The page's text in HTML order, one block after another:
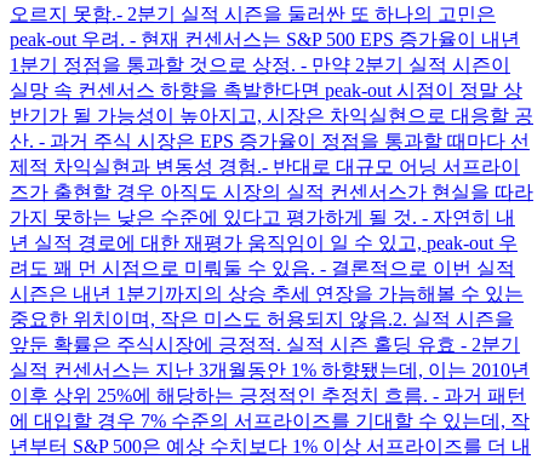
오르지 못함. ​ - 2분기 실적 시즌을 둘러싼 또 하나의 고민은
peak-out 우려. - 현재 컨센서스는 S&P 500 EPS 증가율이 내년
1분기 정점을 통과할 것으로 상정. - 만약 2분기 실적 시즌이
실망 속 컨센서스 하향을 촉발한다면 peak-out 시점이 정말 상
반기가 될 가능성이 높아지고, 시장은 차익실현으로 대응할 공
산. - 과거 주식 시장은 EPS 증가율이 정점을 통과할 때마다 선
제적 차익실현과 변동성 경험. ​ - 반대로 대규모 어닝 서프라이
즈가 출현할 경우 아직도 시장의 실적 컨센서스가 현실을 따라
가지 못하는 낮은 수준에 있다고 평가하게 될 것. - 자연히 내
년 실적 경로에 대한 재평가 움직임이 일 수 있고, peak-out 우
려도 꽤 먼 시점으로 미뤄둘 수 있음. - 결론적으로 이번 실적
시즌은 내년 1분기까지의 상승 추세 연장을 가늠해볼 수 있는
중요한 위치이며, 작은 미스도 허용되지 않음. ​ 2. 실적 시즌을
앞둔 확률은 주식시장에 긍정적. 실적 시즌 홀딩 유효 - 2분기
실적 컨센서스는 지난 3개월동안 1% 하향됐는데, 이는 2010년
이후 상위 25%에 해당하는 긍정적인 추정치 흐름. - 과거 패턴
에 대입할 경우 7% 수준의 서프라이즈를 기대할 수 있는데, 작
년부터 S&P 500은 예상 수치보다 1% 이상 서프라이즈를 더 내